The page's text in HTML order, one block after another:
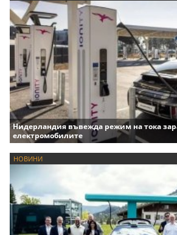
Нидерландия въвежда режим на тока
електромобилите
НОВИНИ